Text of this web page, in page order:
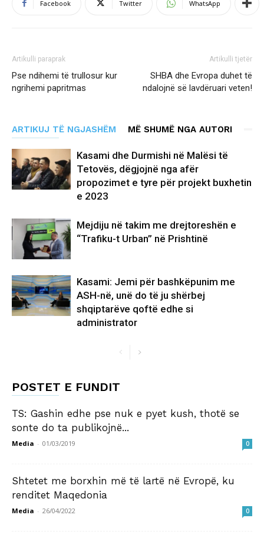
Facebook Twitter WhatsApp
Artikulli paraprak
Pse ndihemi të trullosur kur
ngrihemi papritmas
Artikulli tjetër
SHBA dhe Evropa duhet të
ndalojnë së lavdëruari veten!
ARTIKUJ TË NGJASHËM MË SHUMË NGA AUTORI
Kasami dhe Durmishi në Malësi të
Tetovës, dëgjojnë nga afër
propozimet e tyre për projekt buxhetin
e 2023
Mejdiju në takim me drejtoreshën e
“Trafiku-t Urban” në Prishtinë
Kasami: Jemi për bashkëpunim me
ASH-në, unë do të ju shërbej
shqiptarëve qoftë edhe si
administrator
POSTET E FUNDIT
TS: Gashin edhe pse nuk e pyet kush, thotë se
sonte do ta publikojnë...
Media - 01/03/2019 0
Shtetet me borxhin më të lartë në Evropë, ku
renditet Maqedonia
Media - 26/04/2022 0